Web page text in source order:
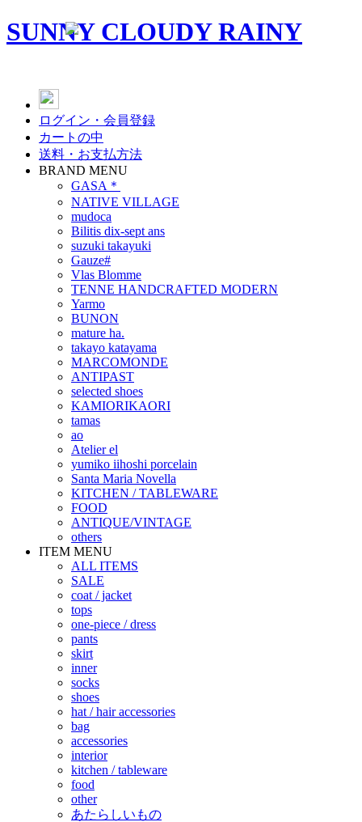
SUNNY CLOUDY RAINY
ログイン・会員登録
カートの中
送料・お支払方法
BRAND MENU
GASA＊
NATIVE VILLAGE
mudoca
Bilitis dix-sept ans
suzuki takayuki
Gauze#
Vlas Blomme
TENNE HANDCRAFTED MODERN
Yarmo
BUNON
mature ha.
takayo katayama
MARCOMONDE
ANTIPAST
selected shoes
KAMIORIKAORI
tamas
ao
Atelier el
yumiko iihoshi porcelain
Santa Maria Novella
KITCHEN / TABLEWARE
FOOD
ANTIQUE/VINTAGE
others
ITEM MENU
ALL ITEMS
SALE
coat / jacket
tops
one-piece / dress
pants
skirt
inner
socks
shoes
hat / hair accessories
bag
accessories
interior
kitchen / tableware
food
other
あたらしいもの